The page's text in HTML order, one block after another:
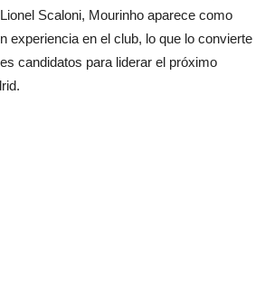
Scaloni, Mourinho aparece como
experiencia en el club, lo que lo convierte
candidatos para liderar el próximo